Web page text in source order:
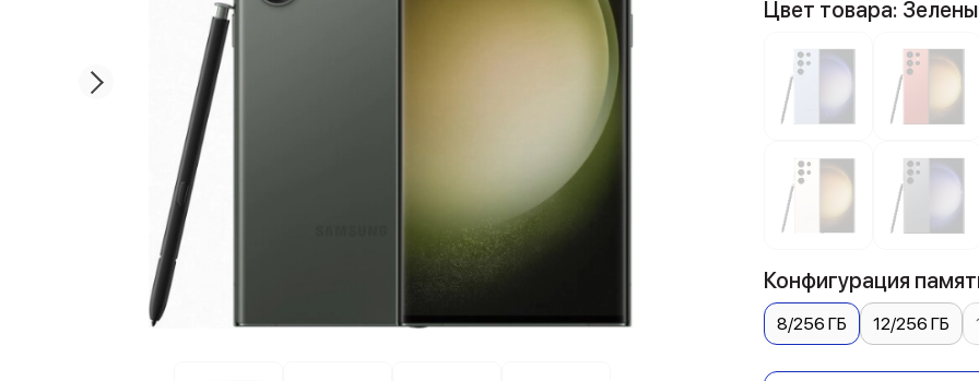
Цвет товара:
Конфигурация
8/256 ГБ 12/256 ГБ